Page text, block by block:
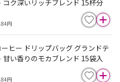
コク深いリッチブレンド 15杯分
円
ヒー ドリップバッグ グランドテ
甘い香りのモカブレンド 15袋入
円